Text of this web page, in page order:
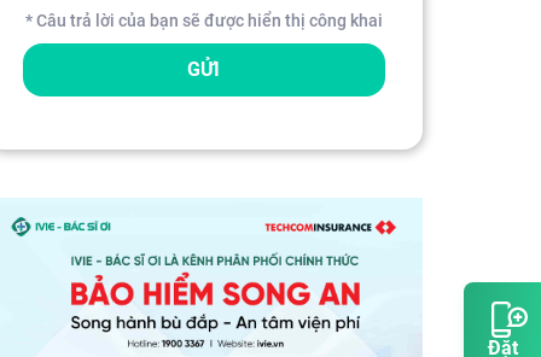
Đặt
* Câu trả lời của bạn sẽ được hiển thị công khai
GỬI